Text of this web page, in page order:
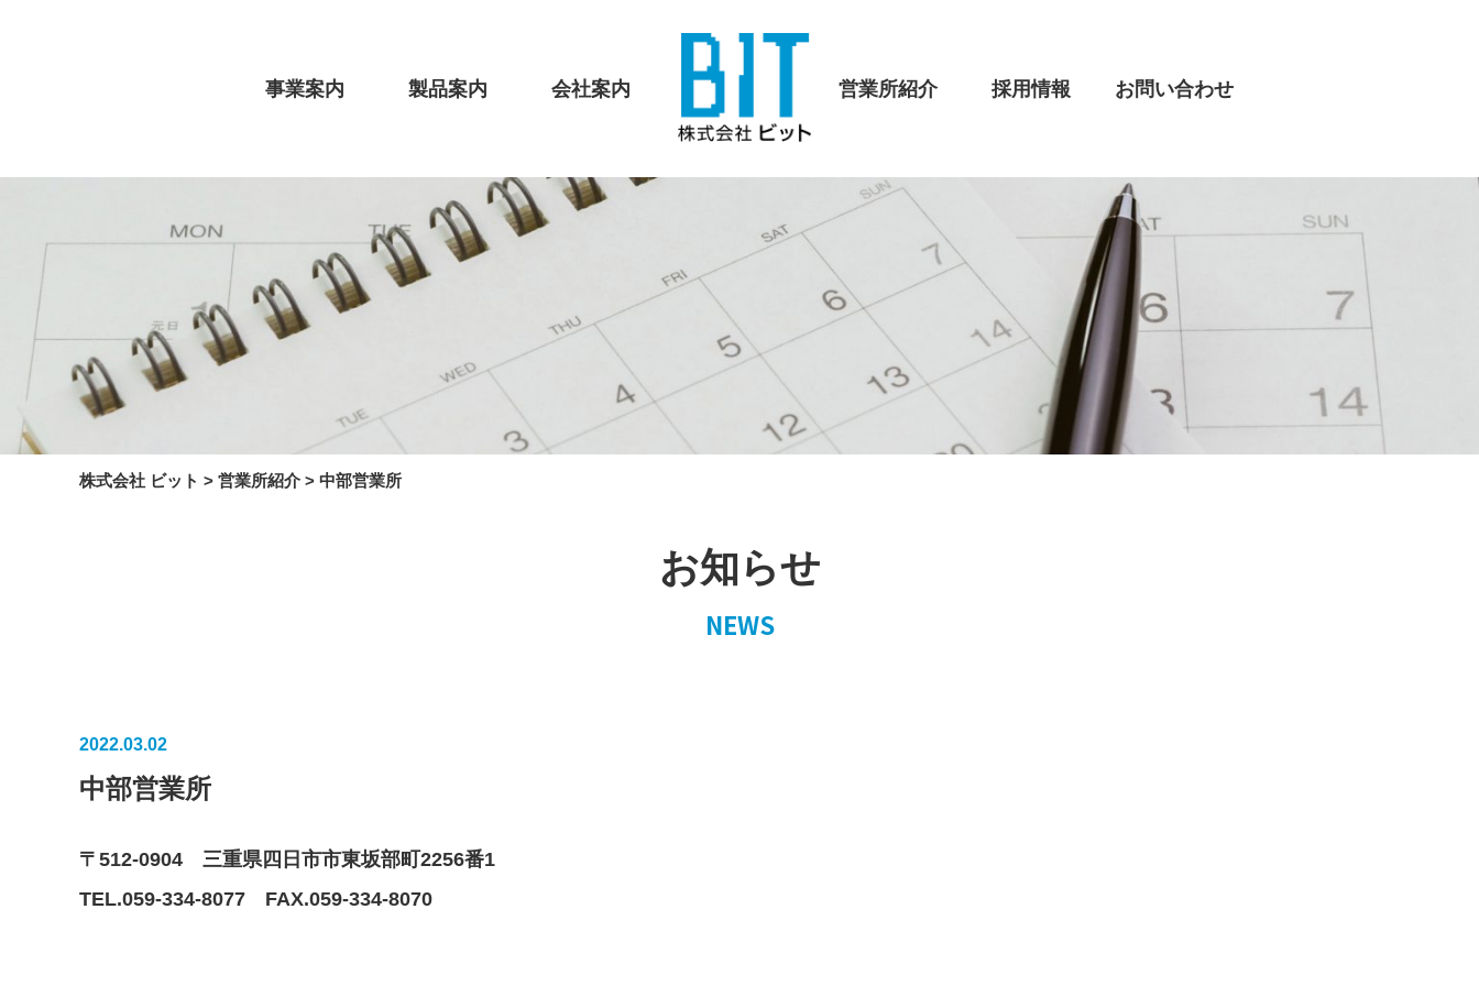
事業案内 製品案内 会社案内 営業所紹介 採用情報 お問い合わせ
株式会社 ビット > 営業所紹介 > 中部営業所
お知らせ
NEWS
2022.03.02
中部営業所
〒512-0904 三重県四日市市東坂部町2256番1
TEL.059-334-8077
FAX.059-334-8070